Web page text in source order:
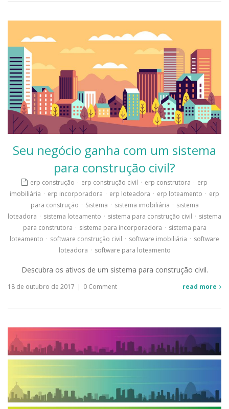
Seu negócio ganha com um sistema
para construção civil?
erp construção · erp construção civil · erp construtora · erp
imobiliária · erp incorporadora · erp loteadora · erp loteamento · erp
para construção · Sistema · sistema imobiliária · sistema
loteadora · sistema loteamento · sistema para construção civil · sistema
para construtora · sistema para incorporadora · sistema para
loteamento · software construção civil · software imobiliária · software
loteadora · software para loteamento
Descubra os ativos de um sistema para construção civil.
18 de outubro de 2017 | 0 Comment read more